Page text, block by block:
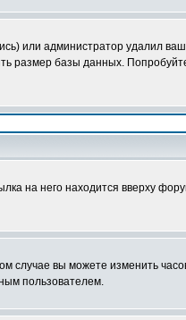
или администратор удалил
базы данных.
на него находится вверху
случае вы можете изменить
пользователем.